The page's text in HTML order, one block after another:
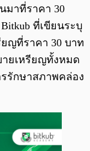
มาที่ราคา 30
ที่เขียนระบุ
ยญที่ราคา 30 บาท
ยเหรียญทั้งหมด
รรักษาสภาพคล่อง